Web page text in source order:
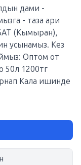
дами -
- таза ари
(Кымыран),
усынамыз. Кез
Оптом от
50л 1200тг
Кала ишинде